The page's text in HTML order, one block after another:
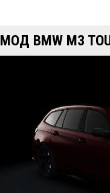
МОД BMW M3